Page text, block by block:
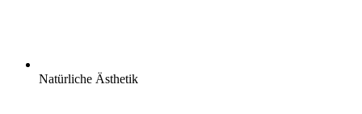
Natürliche Ästhetik